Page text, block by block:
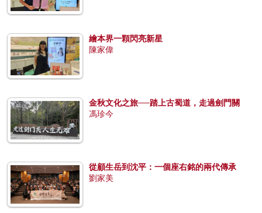
繪本界一顆閃亮新星
陳家偉
金秋文化之旅──踏上古蜀道，走過劍門關
馮珍今
從顧生岳到沈平：一個座右銘的兩代傳承
劉家美